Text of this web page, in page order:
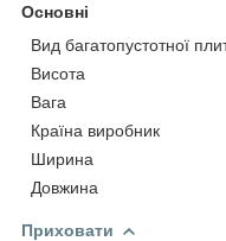
Основні
Вид багатопустотної
Висота
Вага
Країна виробник
Ширина
Довжина
Приховати